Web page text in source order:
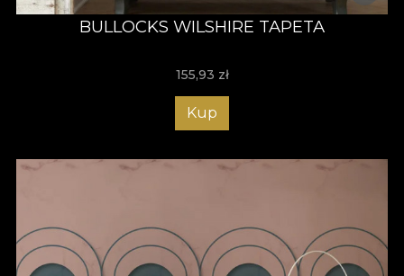
BULLOCKS WILSHIRE TAPETA
155,93 zł
Kup